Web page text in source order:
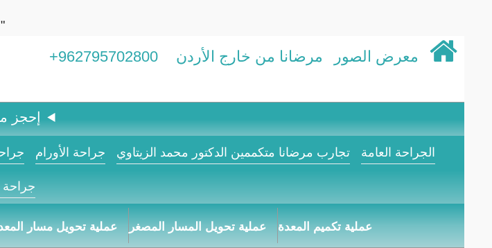
معرض الصور مرضانا من خارج الأردن 962795702800+
إحجز
الجراحة العامة تجارب مرضانا متكممين الدكتور محمد الزيتاوي جراحة الأورام
جراحة
عملية تكميم المعدة عملية تحويل المسار المصغر عملية تحويل مسار